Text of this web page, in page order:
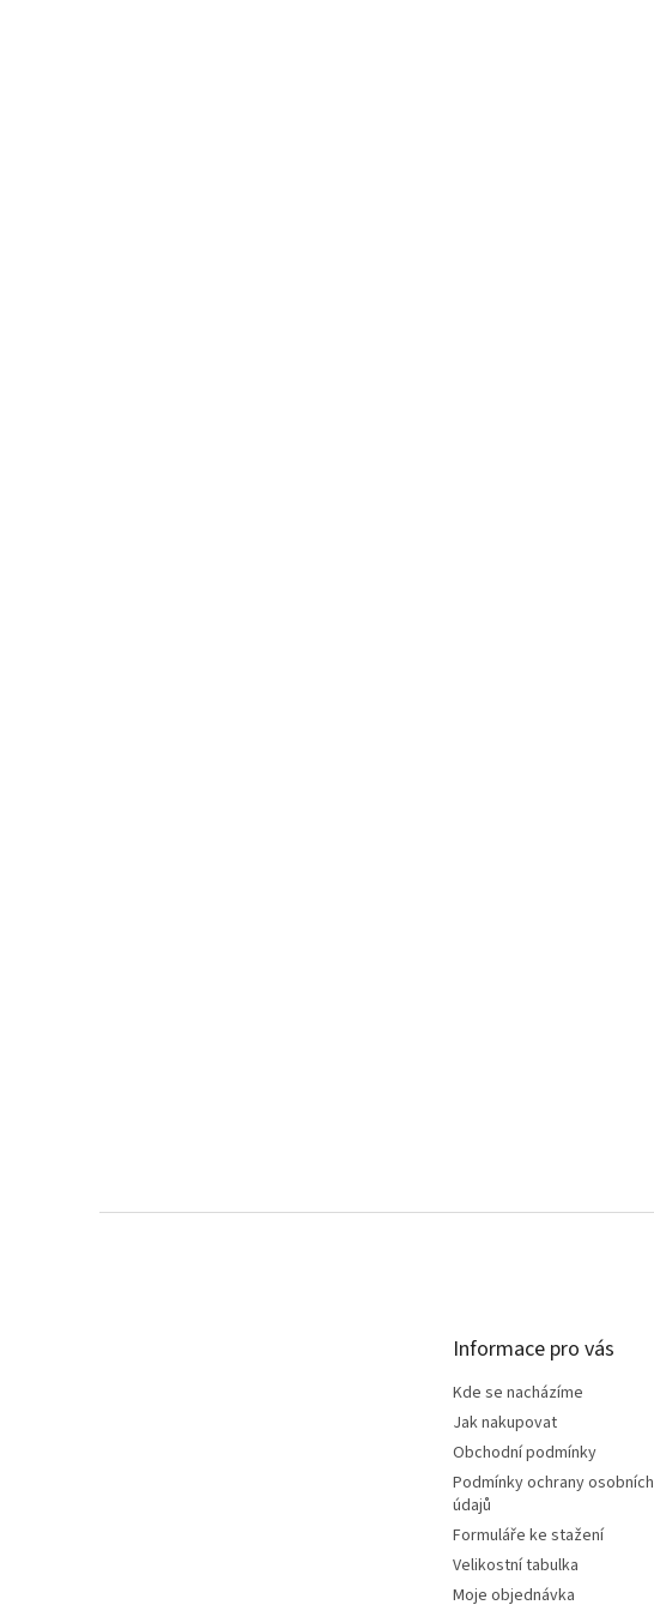
Informace pro vás
Kde se nacházíme
Jak nakupovat
Obchodní podmínky
Podmínky ochrany osobních
údajů
Formuláře ke stažení
Velikostní tabulka
Moje objednávka